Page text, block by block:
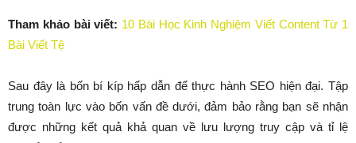
Tham khảo bài viết: 10 Bài Học Kinh Nghiệm Viết Content Từ 1
Bài Viết Tệ
Sau đây là bốn bí kíp hấp dẫn để thực hành SEO hiện đại. Tập
trung toàn lực vào bốn vấn đề dưới, đảm bảo rằng bạn sẽ nhận
được những kết quả khả quan về lưu lượng truy cập và tỉ lệ